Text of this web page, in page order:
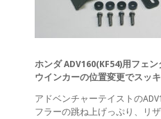
ホンダ ADV160(KF54)用フェ
ウインカーの位置変更でスッ
アドベンチャーテイストの
フラーの跳ね上げっぷり、リ